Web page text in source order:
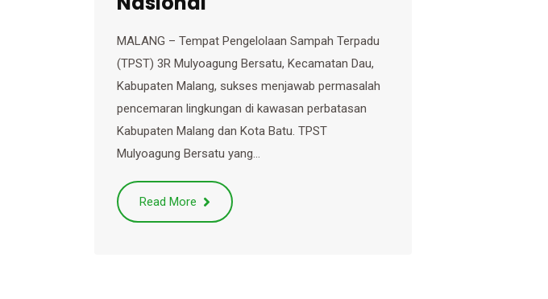
MALANG – Tempat Pengelolaan Sampah Terpadu
(TPST) 3R Mulyoagung Bersatu, Kecamatan Dau,
Kabupaten Malang, sukses menjawab permasalah
pencemaran lingkungan di kawasan perbatasan
Kabupaten Malang dan Kota Batu. TPST
Mulyoagung Bersatu yang…
Read More